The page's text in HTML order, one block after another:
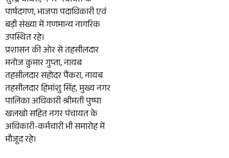
पार्षदगण, भाजपा पदाधिकारी एवं
बड़ी संख्या में गणमान्य नागरिक
उपस्थित रहे।
प्रशासन की ओर से तहसीलदार
मनोज कुमार गुप्ता, नायब
तहसीलदार सहोदर पैंकरा, नायब
तहसीलदार हिमांशु सिंह, मुख्य नगर
पालिका अधिकारी श्रीमती पुष्पा
खलखो सहित नगर पंचायत के
अधिकारी-कर्मचारी भी समारोह में
मौजूद रहे।